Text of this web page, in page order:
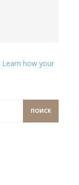
Learn how your